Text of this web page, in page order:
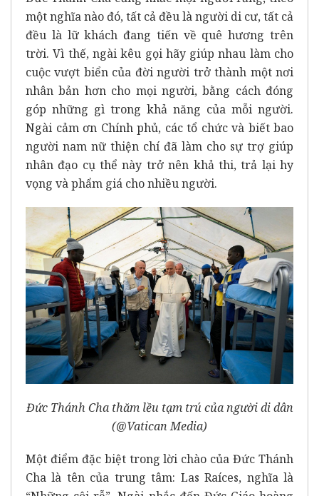
một nghĩa nào đó, tất cả đều là người di cư, tất cả
đều là lữ khách đang tiến về quê hương trên
trời. Vì thế, ngài kêu gọi hãy giúp nhau làm cho
cuộc vượt biển của đời người trở thành một nơi
nhân bản hơn cho mọi người, bằng cách đóng
góp những gì trong khả năng của mỗi người.
Ngài cảm ơn Chính phủ, các tổ chức và biết bao
người nam nữ thiện chí đã làm cho sự trợ giúp
nhân đạo cụ thể này trở nên khả thi, trả lại hy
vọng và phẩm giá cho nhiều người.
Đức Thánh Cha thăm lều tạm trú của người di dân
(@Vatican Media)
Một điểm đặc biệt trong lời chào của Đức Thánh
Cha là tên của trung tâm: Las Raíces, nghĩa là